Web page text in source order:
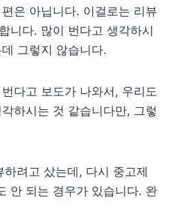
은 아닙니다. 이걸로는 리뷰
니다. 많이 번다고 생각하시
그렇지 않습니다.
다고 보도가 나와서, 우리도
하시는 것 같습니다만, 그렇
려고 샀는데, 다시 중고제
안 되는 경우가 있습니다. 완